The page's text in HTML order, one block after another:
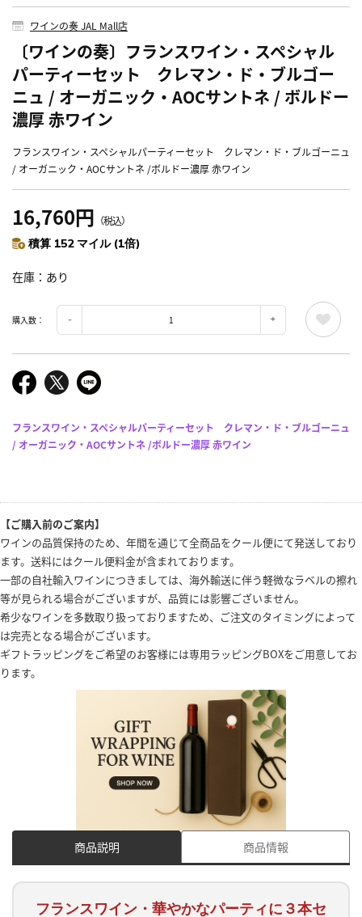
ワインの奏 JAL Mall店
〔ワインの奏〕フランスワイン・スペシャル
パーティーセット クレマン・ド・ブルゴー
ニュ / オーガニック・AOCサントネ / ボルドー
濃厚 赤ワイン
フランスワイン・スペシャルパーティーセット クレマン・ド・ブルゴーニュ
/ オーガニック・AOCサントネ /ボルドー濃厚 赤ワイン
16,760円 （税込）
積算 152 マイル (1倍)
在庫 あり
購入数：
フランスワイン・スペシャルパーティーセット クレマン・ド・ブルゴーニュ
/ オーガニック・AOCサントネ /ボルドー濃厚 赤ワイン
【ご購入前のご案内】
ワインの品質保持のため、年間を通じて全商品をクール便にて発送しており
ます。送料にはクール便料金が含まれております。
一部の自社輸入ワインにつきましては、海外輸送に伴う軽微なラベルの擦れ
等が見られる場合がございますが、品質には影響ございません。
希少なワインを多数取り扱っておりますため、ご注文のタイミングによって
は完売となる場合がございます。
ギフトラッピングをご希望のお客様には専用ラッピングBOXをご用意してお
ります。
商品説明 商品情報
フランスワイン・華やかなパーティに３本セ